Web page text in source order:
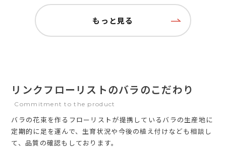
もっと見る
リンクフローリストのバラのこだわり
Commitment to the product
バラの花束を作るフローリストが提携しているバラの生産地に
定期的に足を運んで、生育状況や今後の植え付けなども相談し
て、品質の確認もしております。